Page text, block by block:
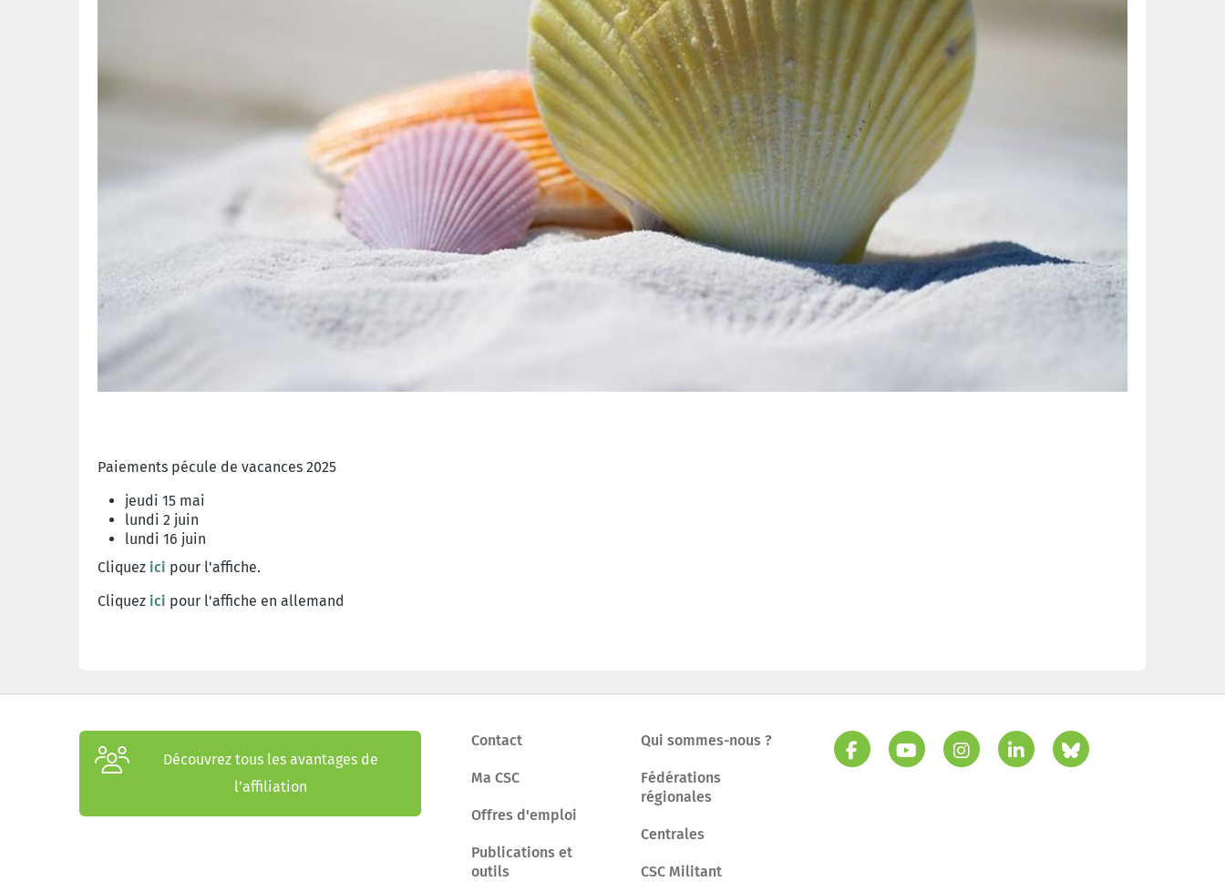
Paiements pécule de vacances 2025
jeudi 15 mai
lundi 2 juin
lundi 16 juin
Cliquez ici pour l'affiche.
Cliquez ici pour l'affiche en allemand
Découvrez tous les avantages de
l’affiliation
Contact
Ma CSC
Offres d'emploi
Publications et
outils
Qui sommes-nous ?
Fédérations
régionales
Centrales
CSC Militant